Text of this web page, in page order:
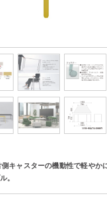
キャスターの機動性で軽やか
。